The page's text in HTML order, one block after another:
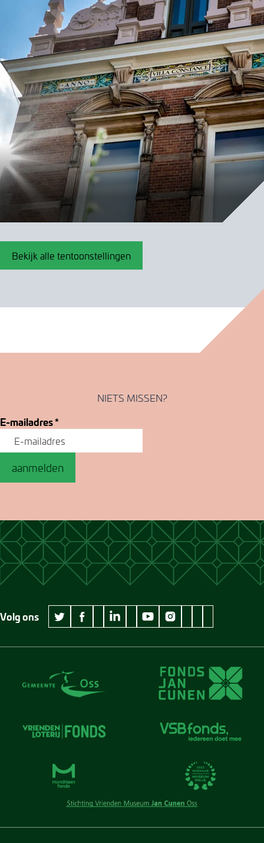
Bekijk alle tentoonstellingen
NIETS MISSEN?
E-mailadres*
aanmelden
Volg ons
twitter Museum Jan Cunen
facebook Museum Jan Cunen
wikipedia Museum Jan Cunen
linkedin Museum Jan Cunen
googleplus Museum Jan Cunen
youtube Museum Jan Cunen
instagram Museum